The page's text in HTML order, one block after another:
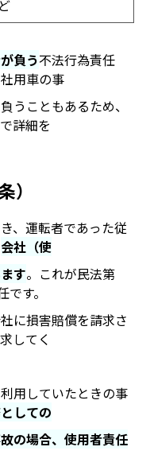
負う不法行為責任
用車の事
うこともあるため、
詳細を
）
、運転者であった従
会社（使
す。これが民法第
す。
に損害賠償を請求さ
してく
用していたときの事
しての
の場合、使用者責任